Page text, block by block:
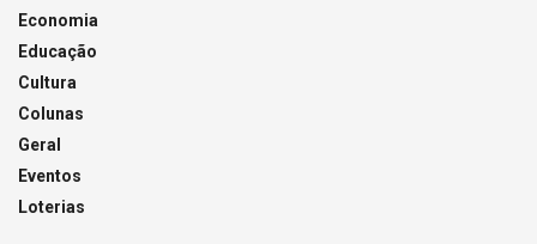
Economia
Educação
Cultura
Colunas
Geral
Eventos
Loterias